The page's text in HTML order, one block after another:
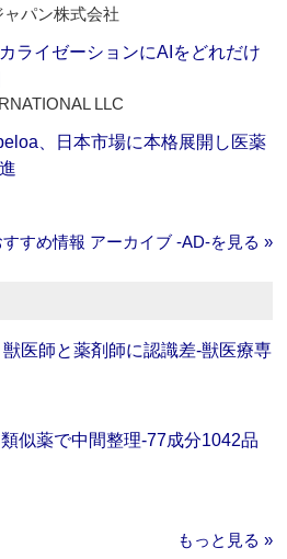
パン株式会社
ライゼーションにAIをどれだけ
LLC
、日本市場に本格展開し医薬
すすめ情報 アーカイブ ‐AD‐を見る »
獣医師と薬剤師に認識差‐獣医療専
似薬で中間整理‐77成分1042品
もっと見る »